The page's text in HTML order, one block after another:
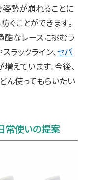
姿勢が崩れることに
ぐことができます。
酷なレースに挑むラ
スラックライン、セパ
えています。今後、
ん使ってもらいたい
常使いの提案